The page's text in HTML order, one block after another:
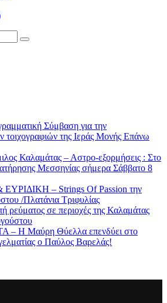
Search
Σύμβαση για την
τοιχογραφιών της Ιεράς Μονής Επάνω
Καλαμάτας – Αστρο-εξορμήσεις : Στο
Μεσσηνίας σήμερα Σάββατο 8
– Strings Of Passion την
/Πλατάνια Τριφυλίας
σε περιοχές της Καλαμάτας
Η Μαύρη Θύελλα επενδύει στο
ο Παύλος Βαρελάς!